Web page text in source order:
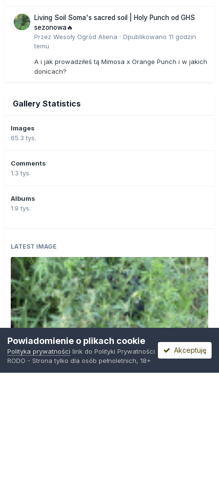
Living Soil Soma's sacred soil | Holy Punch od GHS
sezonowa🔥
Przez Wesoły Ogród Aliena · Opublikowano 11 godzin
temu
A i jak prowadziłeś tą Mimosa x Orange Punch i w jakich
donicach?
Gallery Statistics
Images
65.3 tys.
Comments
1.3 tys.
Albums
1.9 tys.
LATEST IMAGE
Powiadomienie o plikach cookie
Polityka prywatności link do Polityki Prywatności
RODO - Strona tylko dla osób pełnoletnich, 18+
Akceptuję